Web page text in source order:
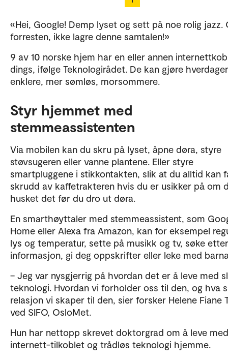
Mange stoler på teknologiselskapene, mener de ikke er
«interessante» nok til å overvåkes, eller ser
en uunngåelig del av moderne liv.
datainnsamling, hacking og tap av kontroll over
enheter.
OsloMet.
«Hei, Google! Demp lyset og sett på noe rolig jazz.
forresten, ikke lagre denne samtalen!»
9 av 10 norske hjem har en eller annen
dings, ifølge Teknologirådet. De kan gjøre
enklere, mer sømløs, morsommere.
Styr hjemmet med
stemmeassistenten
Via mobilen kan du skru på lyset, åpne døra, styre
støvsugeren eller vanne plantene. Eller styre
smartpluggene i stikkontakten, slik at du alltid kan
skrudd av kaffetrakteren hvis du er usikker på om
husket det før du dro ut døra.
En smarthøyttaler med stemmeassistent, som
Home eller Alexa fra Amazon, kan for eksempel
lys og temperatur, sette på musikk og tv, søke etter
informasjon, gi deg oppskrifter eller leke med
– Jeg var nysgjerrig på hvordan det er å leve med
teknologi. Hvordan vi forholder oss til den, og hva
relasjon vi skaper til den, sier forsker Helene Fiane
ved SIFO, OsloMet.
Hun har nettopp skrevet doktorgrad om å leve med
internett-tilkoblet og trådløs teknologi hjemme.